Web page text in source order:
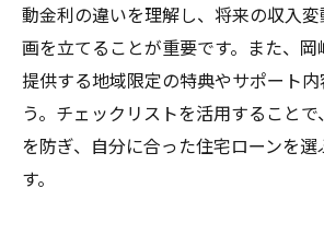
動金利の違いを理解し、将来の収入
画を立てることが重要です。また、
提供する地域限定の特典やサポート
う。チェックリストを活用すること
を防ぎ、自分に合った住宅ローンを
す。